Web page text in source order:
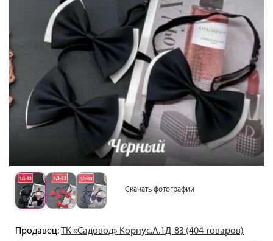
Скачать фотографии
Продавец:ТК «Садовод» Корпус.А.1Д-83 (404 товаров)